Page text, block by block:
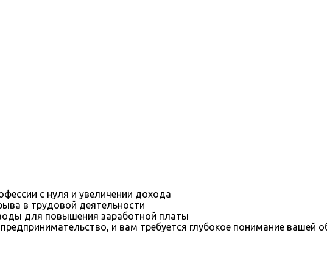
с нуля и увеличении дохода
в трудовой деятельности
для повышения заработной платы
и вам требуется глубокое понимание вашей